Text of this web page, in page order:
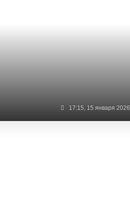
17:15, 15 января 2026